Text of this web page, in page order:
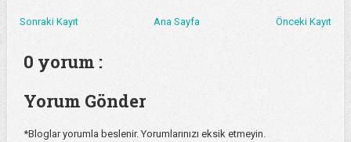
Sonraki Kayıt Önceki Kayıt
Ana Sayfa
0 yorum :
Yorum Gönder
*Bloglar yorumla beslenir. Yorumlarınızı eksik etmeyin.